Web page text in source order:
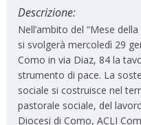
Descrizione:
Nell’ambito del “Mese
si svolgerà mercoledì 29
Como in via Diaz, 84 la
strumento di pace. La
sociale si costruisce nel
pastorale sociale, del
Diocesi di Como, ACLI